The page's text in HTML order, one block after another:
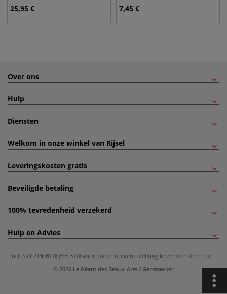
25,95 € 7,45 €
Over ons
Hulp
Diensten
Welkom in onze winkel van Rijsel
Leveringskosten gratis
Beveiligde betaling
100% tevredenheid verzekerd
Hulp en Advies
inclusief 21% BTW (6% BTW voor boeken), eventueel nog te vermeerderen met .
© 2026 Le Géant des Beaux-Arts / Gerstaecker